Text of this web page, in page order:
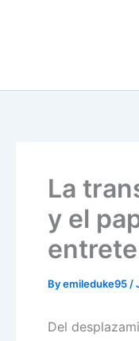
La
y el
Byemileduke95 /
Del